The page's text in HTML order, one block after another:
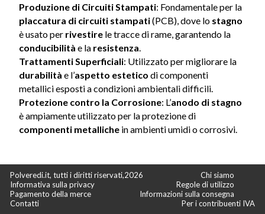
Produzione di Circuiti Stampati: Fondamentale per la
placcatura di circuiti stampati(PCB), dove lo stagno
è usato per rivestire le tracce di rame, garantendo la
conducibilità e la resistenza.
Trattamenti Superficiali: Utilizzato per migliorare la
durabilità e l’aspetto estetico di componenti
metallici esposti a condizioni ambientali difficili.
Protezione contro la Corrosione: L’anodo di stagno
è ampiamente utilizzato per la protezione di
componenti metalliche in ambienti umidi o corrosivi.
Polveredi.it, tutti i diritti riservati,2026
Chi siamo
Informativa sulla privacy
Regole di utilizzo
Pagamento della merce
Informazioni sulla consegna
Contatti
Per i contribuenti IVA